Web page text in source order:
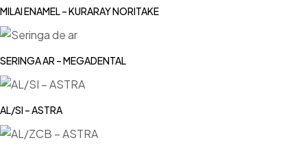
MILAI ENAMEL – KURARAY NORITAKE
SERINGA AR – MEGADENTAL
AL/SI – ASTRA